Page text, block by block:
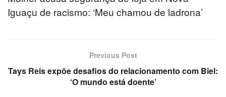
Iguaçu de racismo: ‘Meu chamou de ladrona’
Previous Post
Tays Reis expõe desafios do relacionamento com Biel:
‘O mundo está doente’